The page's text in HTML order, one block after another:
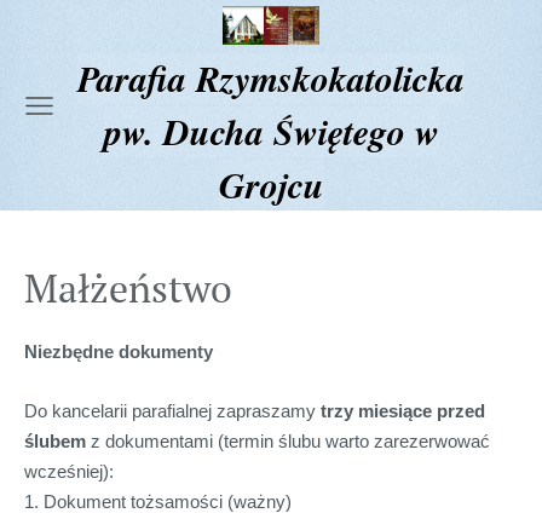
Parafia Rzymskokatolicka
pw. Ducha Świętego w
Grojcu
Małżeństwo
Niezbędne dokumenty
Do kancelarii parafialnej zapraszamy trzy miesiące przed
ślubem z dokumentami (termin ślubu warto zarezerwować
wcześniej):
1. Dokument tożsamości (ważny)